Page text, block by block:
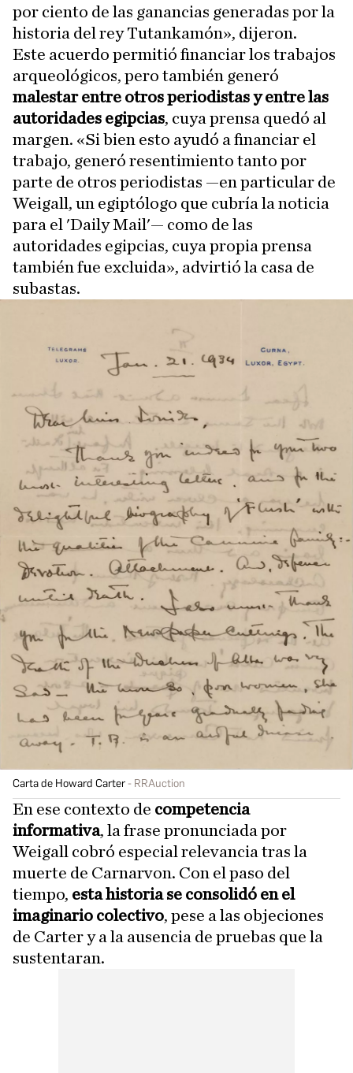
por ciento de las ganancias generadas por la
historia del rey Tutankamón», dijeron.
Este acuerdo permitió financiar los trabajos
arqueológicos, pero también generó
malestar entre otros periodistas y entre las
autoridades egipcias, cuya prensa quedó al
margen. «Si bien esto ayudó a financiar el
trabajo, generó resentimiento tanto por
parte de otros periodistas —en particular de
Weigall, un egiptólogo que cubría la noticia
para el 'Daily Mail'— como de las
autoridades egipcias, cuya propia prensa
también fue excluida», advirtió la casa de
subastas.
Carta de Howard Carter RRAuction
En ese contexto de competencia
informativa, la frase pronunciada por
Weigall cobró especial relevancia tras la
muerte de Carnarvon. Con el paso del
tiempo, esta historia se consolidó en el
imaginario colectivo, pese a las objeciones
de Carter y a la ausencia de pruebas que la
sustentaran.